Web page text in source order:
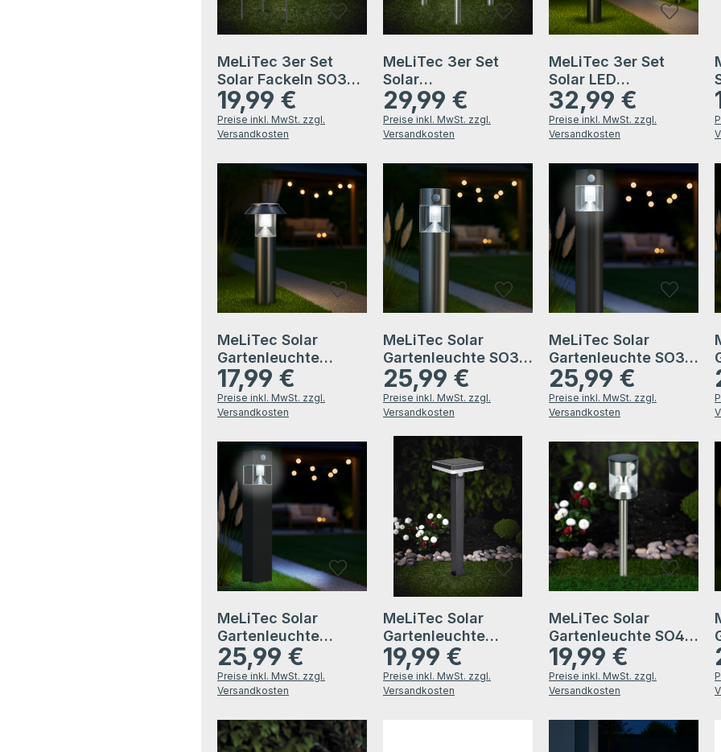
MeLiTec 3er Set
Solar Fackeln SO38-
1 Flackereffekt
Anthrazit
Regulärer Preis:
19,99 €
Preise inkl. MwSt. zzgl.
Versandkosten
MeLiTec 3er Set
Solar
Gartenleuchten
SO03-1, Diamant,
Edelstahl matt
Regulärer Preis:
29,99 €
Preise inkl. MwSt. zzgl.
Versandkosten
MeLiTec 3er Set
Solar LED
Gartenleuchten
SO06-1 Edelstahl
matt gebürstet
Regulärer Preis:
32,99 €
Preise inkl. MwSt. zzgl.
Versandkosten
MeLiTec Solar
Gartenleuchte
SO06-1 Edelstahl
matt gebürstet
Regulärer Preis:
17,99 €
Preise inkl. MwSt. zzgl.
Versandkosten
MeLiTec Solar
Gartenleuchte SO31
rund mit
Bewegungsmelder,
Edelstahl
Regulärer Preis:
25,99 €
Preise inkl. MwSt. zzgl.
Versandkosten
MeLiTec Solar
Gartenleuchte SO31-
1 rund mit
Bewegungsmelder,
Edelstahl anthrazit
Regulärer Preis:
25,99 €
Preise inkl. MwSt. zzgl.
Versandkosten
MeLiTec Solar
Gartenleuchte
SO32-1 eckig mit
Bewegungsmelder,
Edelstahl anthrazit
Regulärer Preis:
25,99 €
Preise inkl. MwSt. zzgl.
Versandkosten
MeLiTec Solar
Gartenleuchte
SO48-1
Bewegungsmelder
schwarz
Regulärer Preis:
19,99 €
Preise inkl. MwSt. zzgl.
Versandkosten
MeLiTec Solar
Gartenleuchte SO49
Bewegungsmelder
Regulärer Preis:
19,99 €
Preise inkl. MwSt. zzgl.
Versandkosten